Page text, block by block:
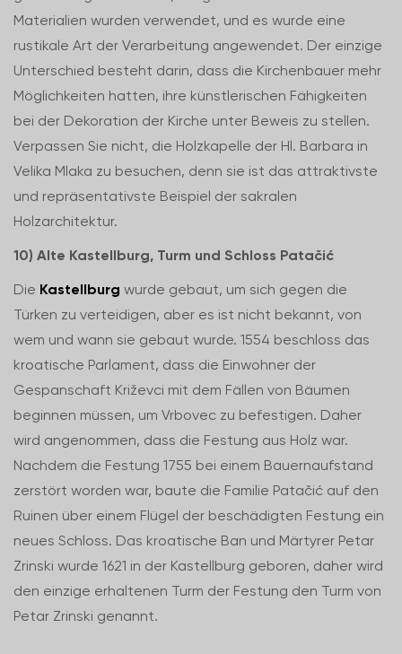
Materialien wurden verwendet, und es wurde eine
rustikale Art der Verarbeitung angewendet. Der einzige
Unterschied besteht darin, dass die Kirchenbauer mehr
Möglichkeiten hatten, ihre künstlerischen Fähigkeiten
bei der Dekoration der Kirche unter Beweis zu stellen.
Verpassen Sie nicht, die Holzkapelle der Hl. Barbara in
Velika Mlaka zu besuchen, denn sie ist das attraktivste
und repräsentativste Beispiel der sakralen
Holzarchitektur.
10) Alte Kastellburg, Turm und Schloss Patačić
Die Kastellburg wurde gebaut, um sich gegen die
Türken zu verteidigen, aber es ist nicht bekannt, von
wem und wann sie gebaut wurde. 1554 beschloss das
kroatische Parlament, dass die Einwohner der
Gespanschaft Križevci mit dem Fällen von Bäumen
beginnen müssen, um Vrbovec zu befestigen. Daher
wird angenommen, dass die Festung aus Holz war.
Nachdem die Festung 1755 bei einem Bauernaufstand
zerstört worden war, baute die Familie Patačić auf den
Ruinen über einem Flügel der beschädigten Festung ein
neues Schloss. Das kroatische Ban und Märtyrer Petar
Zrinski wurde 1621 in der Kastellburg geboren, daher wird
den einzige erhaltenen Turm der Festung den Turm von
Petar Zrinski genannt.